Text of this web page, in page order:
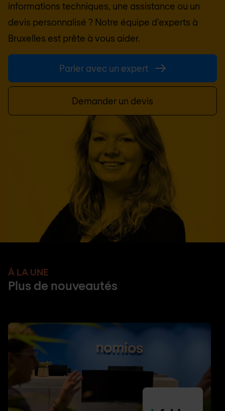
informations techniques, une assistance ou un
devis personnalisé ? Notre équipe d'experts à
Bruxelles est prête à vous aider.
Parler avec un expert
Demander un devis
À LA UNE
Plus de nouveautés